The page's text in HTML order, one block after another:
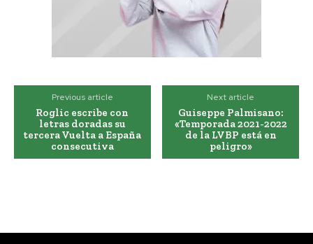
Previous article
Roglic escribe con
letras doradas su
tercera Vuelta a España
consecutiva
Next article
Guiseppe Palmisano:
«Temporada 2021-2022
de la LVBP está en
peligro»